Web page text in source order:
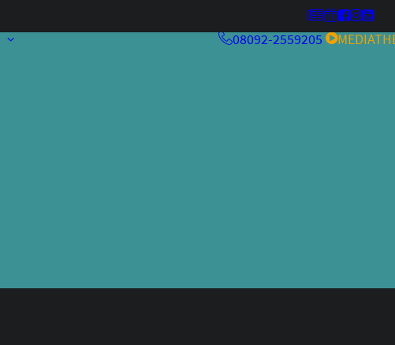
08092-2559205